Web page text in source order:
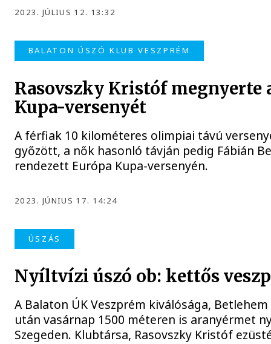
2023. JÚLIUS 12. 13:32
BALATON ÚSZÓ KLUB VESZPRÉM
Rasovszky Kristóf
Kupa-versenyét
A férfiak 10 kilométeres olimpiai távú
győzött, a nők hasonló távján pedig Fábián
rendezett Európa Kupa-versenyén.
2023. JÚNIUS 17. 14:24
ÚSZÁS
Nyíltvízi úszó ob: kettős
A Balaton ÚK Veszprém kiválósága,
után vasárnap 1500 méteren is aranyérmet
Szegeden. Klubtársa, Rasovszky Kristóf